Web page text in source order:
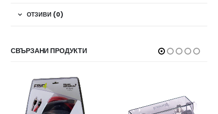
ОТЗИВИ (0)
СВЪРЗАНИ ПРОДУКТИ